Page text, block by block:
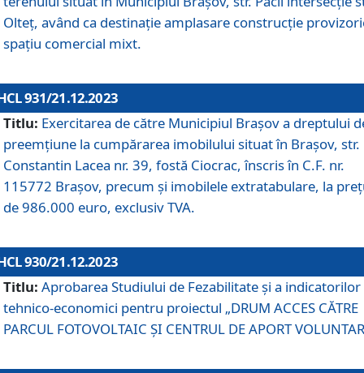
Olteț, având ca destinație amplasare construcție
spațiu comercial mixt.
931/21.12.2023
Titlu: Exercitarea de către Municipiul Brașov a dreptului
preemțiune la cumpărarea imobilului situat în Brașov, str.
Constantin Lacea nr. 39, fostă Ciocrac, înscris în C.F. nr.
115772 Brașov, precum și imobilele extratabulare, la
de 986.000 euro, exclusiv TVA.
930/21.12.2023
Titlu: Aprobarea Studiului de Fezabilitate și a indicatorilor
tehnico-economici pentru proiectul „DRUM ACCES CĂTRE
PARCUL FOTOVOLTAIC ȘI CENTRUL DE APORT